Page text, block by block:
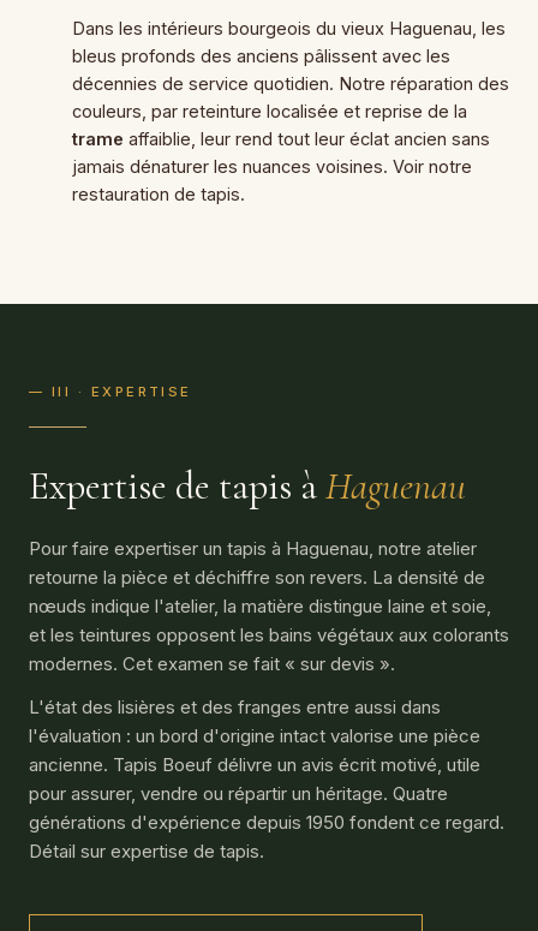
Dans les intérieurs bourgeois du vieux Haguenau, les
bleus profonds des anciens pâlissent avec les
décennies de service quotidien. Notre réparation des
couleurs, par reteinture localisée et reprise de la
trame affaiblie, leur rend tout leur éclat ancien sans
jamais dénaturer les nuances voisines. Voir notre
restauration de tapis.
— III · EXPERTISE
Expertise de tapis àHaguenau
Pour faire expertiser un tapis à Haguenau, notre atelier
retourne la pièce et déchiffre son revers. La densité de
nœuds indique l'atelier, la matière distingue laine et soie,
et les teintures opposent les bains végétaux aux colorants
modernes. Cet examen se fait « sur devis ».
L'état des lisières et des franges entre aussi dans
l'évaluation : un bord d'origine intact valorise une pièce
ancienne. Tapis Boeuf délivre un avis écrit motivé, utile
pour assurer, vendre ou répartir un héritage. Quatre
générations d'expérience depuis 1950 fondent ce regard.
Détail sur expertise de tapis.